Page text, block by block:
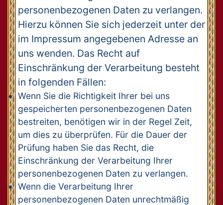
personenbezogenen Daten zu verlangen.
Hierzu können Sie sich jederzeit unter der
im Impressum angegebenen Adresse an
uns wenden. Das Recht auf
Einschränkung der Verarbeitung besteht
in folgenden Fällen:
Wenn Sie die Richtigkeit Ihrer bei uns
gespeicherten personenbezogenen Daten
bestreiten, benötigen wir in der Regel Zeit,
um dies zu überprüfen. Für die Dauer der
Prüfung haben Sie das Recht, die
Einschränkung der Verarbeitung Ihrer
personenbezogenen Daten zu verlangen.
Wenn die Verarbeitung Ihrer
personenbezogenen Daten unrechtmäßig